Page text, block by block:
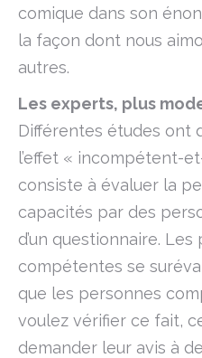
comique dans son
la façon dont nous
autres.
Les experts, plus
Différentes études ont
l’effet « incompétent-
consiste à évaluer la
capacités par des
d’un questionnaire.
compétentes se
que les personnes
voulez vérifier ce fait,
demander leur avis à